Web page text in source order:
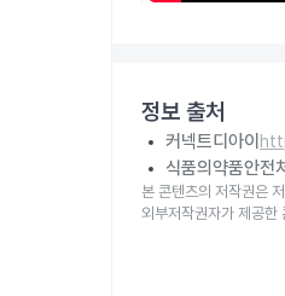
정보 출처
커넥트디아이
식품의약품안전
본 콘텐츠의 저작권은
외부저작권자가 제공한